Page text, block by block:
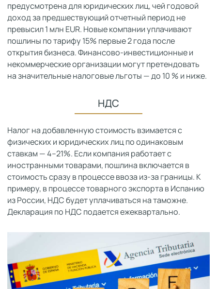
предусмотрена для юридических лиц, чей годовой
доход за предшествующий отчетный период не
превысил 1 млн EUR. Новые компании уплачивают
пошлины по тарифу 15% первые 2 года после
открытия бизнеса. Финансово-инвестиционные и
некоммерческие организации могут претендовать
на значительные налоговые льготы — до 10 % и ниже.
НДС
Налог на добавленную стоимость взимается с
физических и юридических лиц по одинаковым
ставкам — 4–21%. Если компания работает с
иностранными товарами, пошлина включается в
стоимость сразу в процессе ввоза из-за границы. К
примеру, в процессе товарного экспорта в Испанию
из России, НДС будет уплачиваться на таможне.
Декларация по НДС подается ежеквартально.